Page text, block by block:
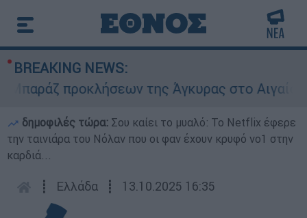
BREAKING NEWS:
προκλήσεων της Άγκυρας στο Αιγαίο:
δημοφιλές τώρα: Σου καίει το μυαλό: Το Netflix έφερε
την ταινιάρα του Νόλαν που οι φαν έχουν κρυφό νο1 στην
καρδιά...
┋ Ελλάδα ┋ 13.10.2025 16:35